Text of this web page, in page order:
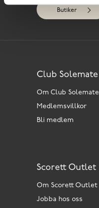
Butiker
Scorett Outlet
Om Scorett Outlet
Jobba hos oss
Club Solemate
Om Club Solemate
Medlemsvillkor
Bli medlem